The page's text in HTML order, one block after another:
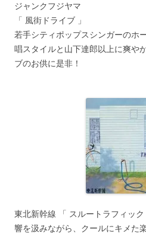
ジャンクフジヤマ
「 風街ドライブ 」
若手シティポップスシンガーのホ
唱スタイルと山下達郎以上に爽や
ブのお供に是非！
東北新幹線 「 スルートラフィッ
響を汲みながら、クールにキメた